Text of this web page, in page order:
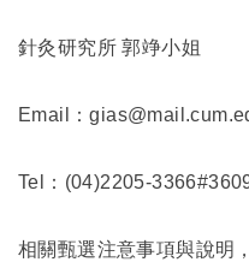
針灸研究所 郭竫小姐
Email ：
Tel ：(04)2205-
相關甄選注意事項與說明